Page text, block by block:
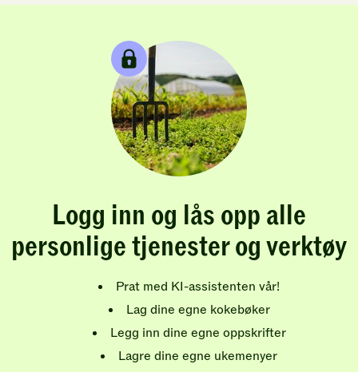
Logg inn og lås opp alle
personlige tjenester og verktøy
Prat med KI-assistenten vår!
Lag dine egne kokebøker
Legg inn dine egne oppskrifter
Lagre dine egne ukemenyer